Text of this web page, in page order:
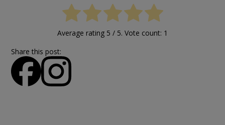
Average rating 5 / 5. Vote count: 1
Share this post: